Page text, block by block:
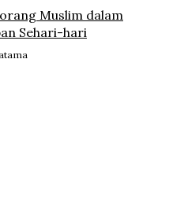
Muslim dalam
Sehari-hari